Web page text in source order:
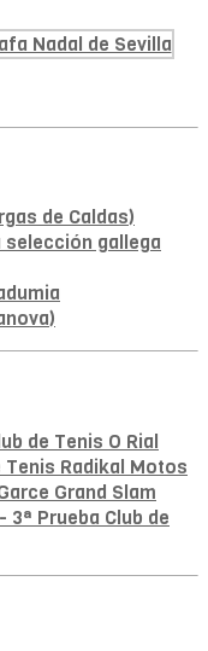
de Caldas)
gallega
de Tenis O Rial
Tenis Radikal Motos
Grand Slam
Prueba Club de